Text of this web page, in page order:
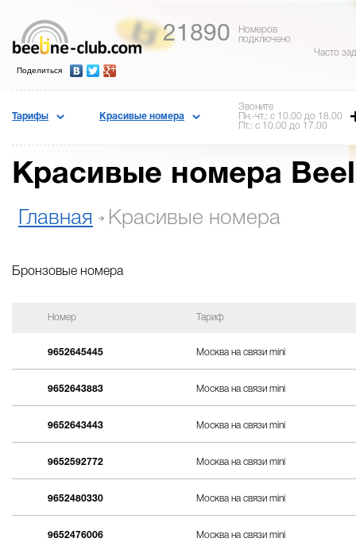
Поделиться
21890
Номеров
подключено
Часто
Тарифы Красивые номера
Звоните
Пн.-чт.: с 10.00 до 18.00
Пт.: с 10.00 до 17.00
Красивые номера
Главная Красивые номера
Бронзовые номера
Номер Тариф
9652645445 Москва на связи mini
9652643883 Москва на связи mini
9652643443 Москва на связи mini
9652592772 Москва на связи mini
9652480330 Москва на связи mini
9652476006 Москва на связи mini